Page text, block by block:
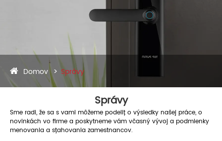
Domov Správy
Správy
Sme radi, že sa s vami môžeme podeliť o výsledky našej práce, o
novinkách vo firme a poskytneme vám včasný vývoj a podmienky
menovania a sťahovania zamestnancov.